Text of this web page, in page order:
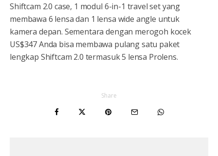
Shiftcam 2.0 case, 1 modul 6-in-1 travel set yang
membawa 6 lensa dan 1 lensa wide angle untuk
kamera depan. Sementara dengan merogoh kocek
US$347 Anda bisa membawa pulang satu paket
lengkap Shiftcam 2.0 termasuk 5 lensa Prolens.
Share